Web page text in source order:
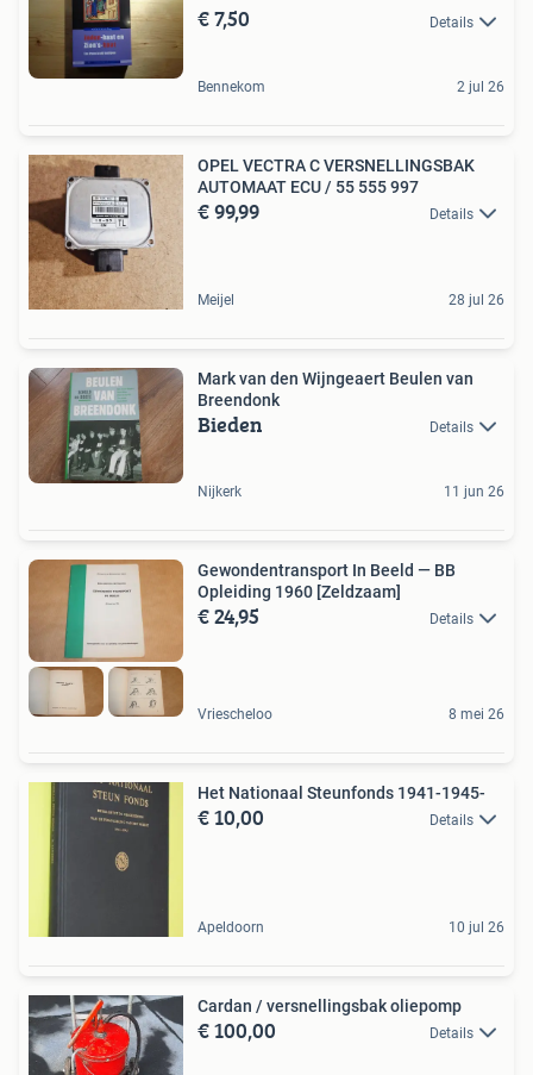
€ 7,50 Details
Bennekom 2 jul 26
OPEL VECTRA C VERSNELLINGSBAK
AUTOMAAT ECU / 55 555 997
€ 99,99 Details
Meijel 28 jul 26
Mark van den Wijngeaert Beulen van
Breendonk
Bieden Details
Nijkerk 11 jun 26
Gewondentransport In Beeld — BB
Opleiding 1960 [Zeldzaam]
€ 24,95 Details
Vriescheloo 8 mei 26
Het Nationaal Steunfonds 1941-1945-
€ 10,00 Details
Apeldoorn 10 jul 26
Cardan / versnellingsbak oliepomp
€ 100,00 Details